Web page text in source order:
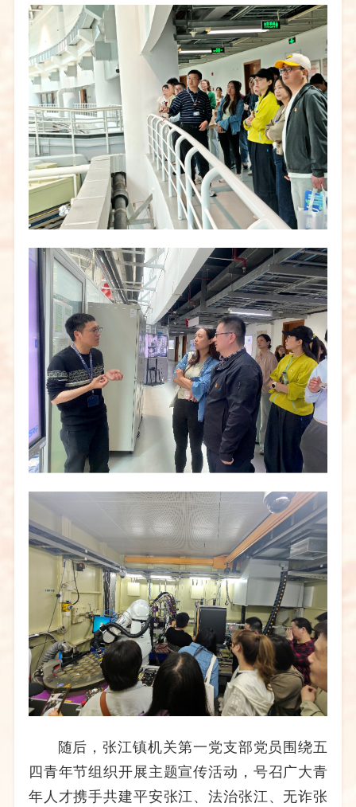
随后，张江镇机关第一党支部党员围绕五
四青年节组织开展主题宣传活动，号召广大青
年人才携手共建平安张江、法治张江、无诈张